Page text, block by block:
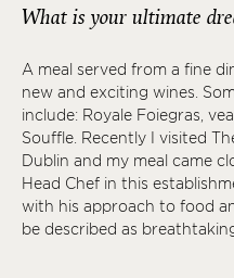
What is your ultimate
A meal served from a fine
new and exciting wines.
include: Royale Foiegras,
Souffle. Recently I visited
Dublin and my meal came
Head Chef in this
with his approach to food
be described as